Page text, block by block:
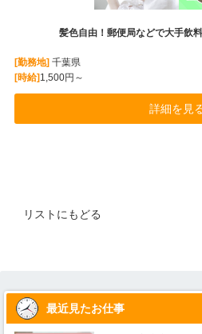
髪色自由！郵便局などで大手飲
[勤務地] 千葉県
[時給] 1,500円～
詳細を見
リストにもどる
最近見たお仕事